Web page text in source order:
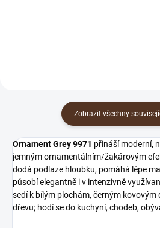
Zobrazit všechny
Ornament Grey 9971 přináší moderní,
jemným ornamentálním/žakárovým
dodá podlaze hloubku, pomáhá lépe
působí elegantně i v intenzivně
sedí k bílým plochám, černým
dřevu; hodí se do kuchyní, chodeb,